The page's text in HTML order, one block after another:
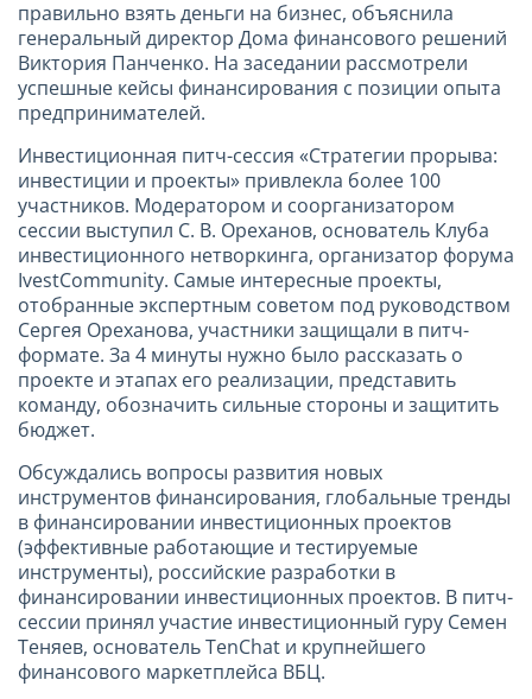
правильно взять деньги на бизнес, объяснила
генеральный директор Дома финансового решений
Виктория Панченко. На заседании рассмотрели
успешные кейсы финансирования с позиции опыта
предпринимателей.
Инвестиционная питч-сессия «Стратегии прорыва:
инвестиции и проекты» привлекла более 100
участников. Модератором и соорганизатором
сессии выступил С. В. Ореханов, основатель Клуба
инвестиционного нетворкинга, организатор форума
IvestCommunity. Самые интересные проекты,
отобранные экспертным советом под руководством
Сергея Ореханова, участники защищали в питч-
формате. За 4 минуты нужно было рассказать о
проекте и этапах его реализации, представить
команду, обозначить сильные стороны и защитить
бюджет.
Обсуждались вопросы развития новых
инструментов финансирования, глобальные тренды
в финансировании инвестиционных проектов
(эффективные работающие и тестируемые
инструменты), российские разработки в
финансировании инвестиционных проектов. В питч-
сессии принял участие инвестиционный гуру Семен
Теняев, основатель TenChat и крупнейшего
финансового маркетплейса ВБЦ.